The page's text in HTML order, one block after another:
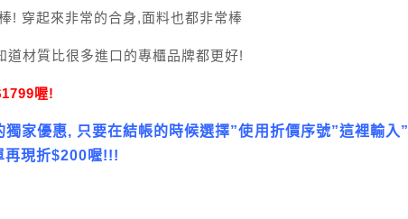
! 穿起來非常的合身,面料也都非常棒
道材質比很多進口的專櫃品牌都更好!
喔!
家優惠, 只要在結帳的時候選擇”使用折價序號”這裡輸入”
再現折$200喔!!!